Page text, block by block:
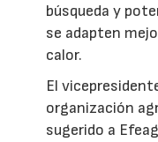
búsqueda y
se adapten
calor.
El
organización
sugerido a